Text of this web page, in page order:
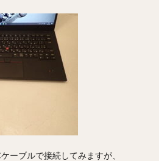
ブルで接続してみますが、